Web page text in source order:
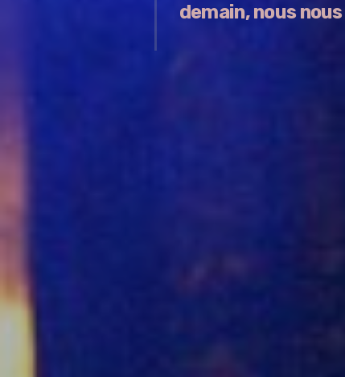
demain, nous